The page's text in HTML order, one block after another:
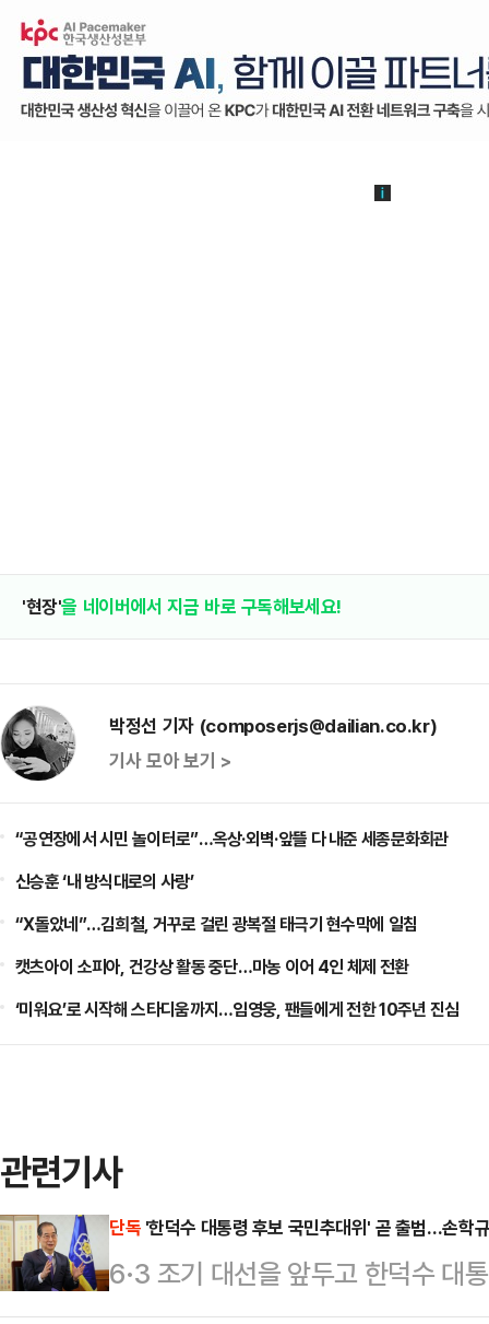
'현장'을 네이버에서 지금 바로 구독해보세요!
박정선 기자 (composerjs@dailian.co.kr)
기사 모아 보기 >
“공연장에서 시민 놀이터로”…옥상·외벽·앞뜰 다 내준 세종문화회관
신승훈 ‘내 방식대로의 사랑’
“X돌았네”…김희철, 거꾸로 걸린 광복절 태극기 현수막에 일침
캣츠아이 소피아, 건강상 활동 중단…마농 이어 4인 체제 전환
‘미워요’로 시작해 스타디움까지…임영웅, 팬들에게 전한 10주년 진심
관련기사
단독 '한덕수 대통령 후보 국민추대위' 곧 출범…손학
6·3 조기 대선을 앞두고 한덕수 대
는 '대통령 국민후보 추대위원회'(